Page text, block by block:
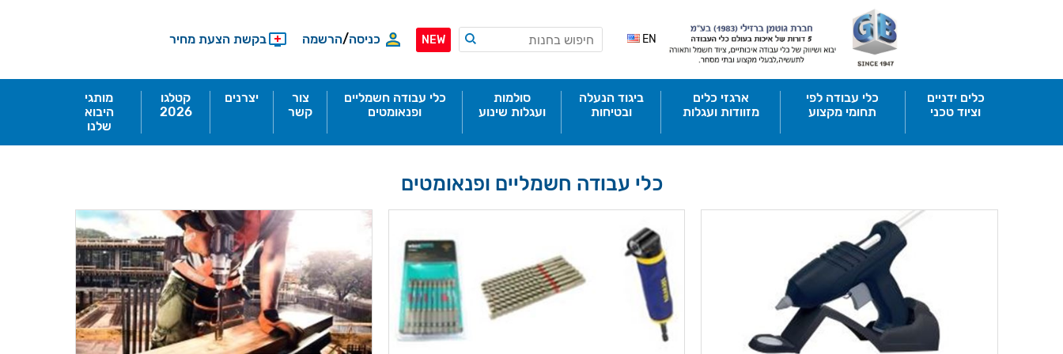
EN
NEW כניסה/הרשמה בקשת הצעת מחיר
כלים ידניים
וציוד טכני
כלי עבודה לפי
תחומי מקצוע
ארגזי כלים
מזוודות ועגלות
ביגוד הנעלה
ובטיחות
סולמות
ועגלות שינוע
כלי עבודה חשמליים
ופנאומטים
צור
קשר
יצרנים
קטלגו
2026
מותגי
היבוא
שלנו
כלי עבודה חשמליים ופנאומטים